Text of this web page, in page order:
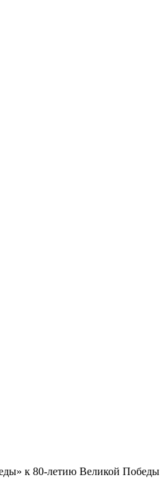
к 80-летию Великой Победы